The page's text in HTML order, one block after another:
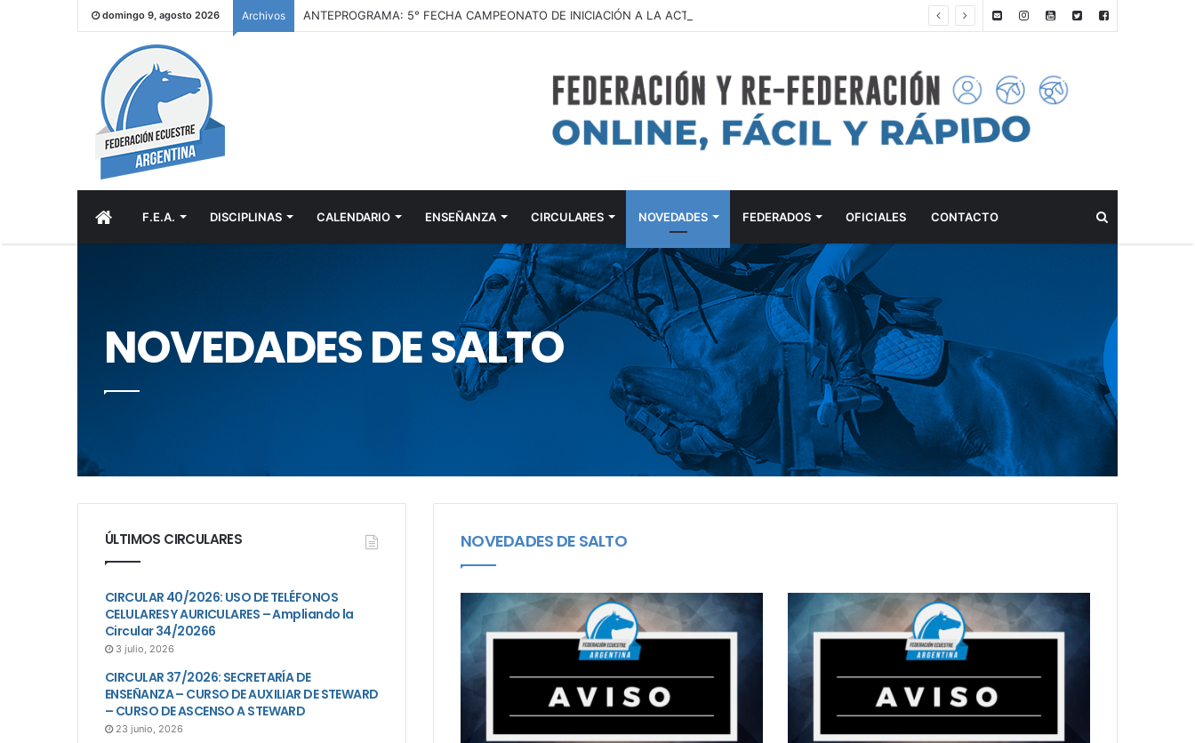
domingo 9, agosto 2026 Archivos
INICIOF.E.A. DISCIPLINAS CALENDARIO ENSEÑANZA CIRCULARES NOVEDADES FEDERADOS OFICIALES CONTACTO
NOVEDADES DE SALTO
NOVEDADES DE SALTO
ÚLTIMOS CIRCULARES
CIRCULAR 40/2026: USO DE TELÉFONOS
CELULARES Y AURICULARES – Ampliando la
Circular 34/20266
3 julio, 2026
CIRCULAR 37/2026: SECRETARÍA DE
ENSEÑANZA – CURSO DE AUXILIAR DE STEWARD
– CURSO DE ASCENSO A STEWARD
23 junio, 2026